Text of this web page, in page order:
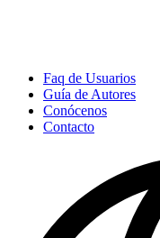
Faq de Usuarios
Guía de Autores
Conócenos
Contacto